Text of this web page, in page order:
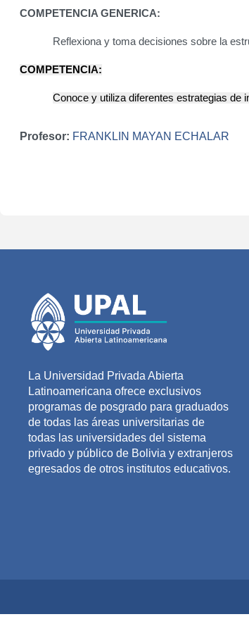
COMPETENCIA GENERICA:
Reflexiona y toma decisiones sobre la
COMPETENCIA:
Conoce y utiliza diferentes estrategias de
Profesor: FRANKLIN MAYAN ECHALAR
La Universidad Privada Abierta
Latinoamericana ofrece exclusivos
programas de posgrado para graduados
de todas las áreas universitarias de
todas las universidades del sistema
privado y público de Bolivia y extranjeros
egresados de otros institutos educativos.